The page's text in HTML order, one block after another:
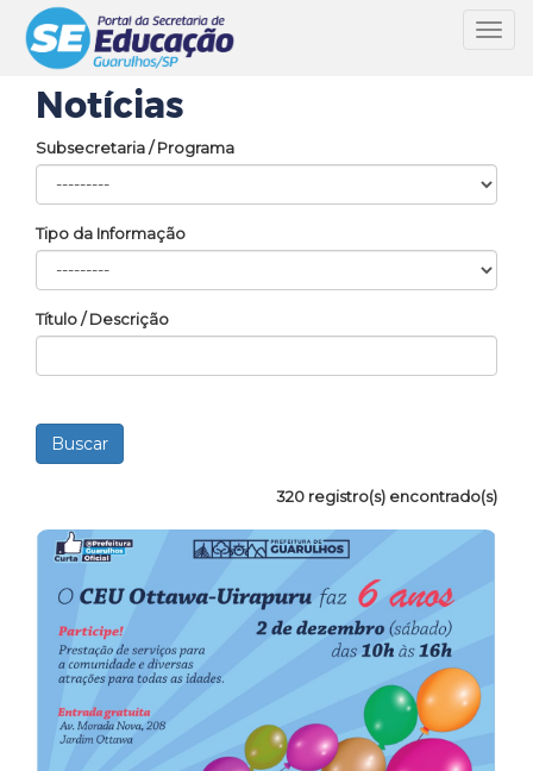
Notícias
Subsecretaria / Programa
Tipo da Informação
Título / Descrição
320 registro(s) encontrado(s)